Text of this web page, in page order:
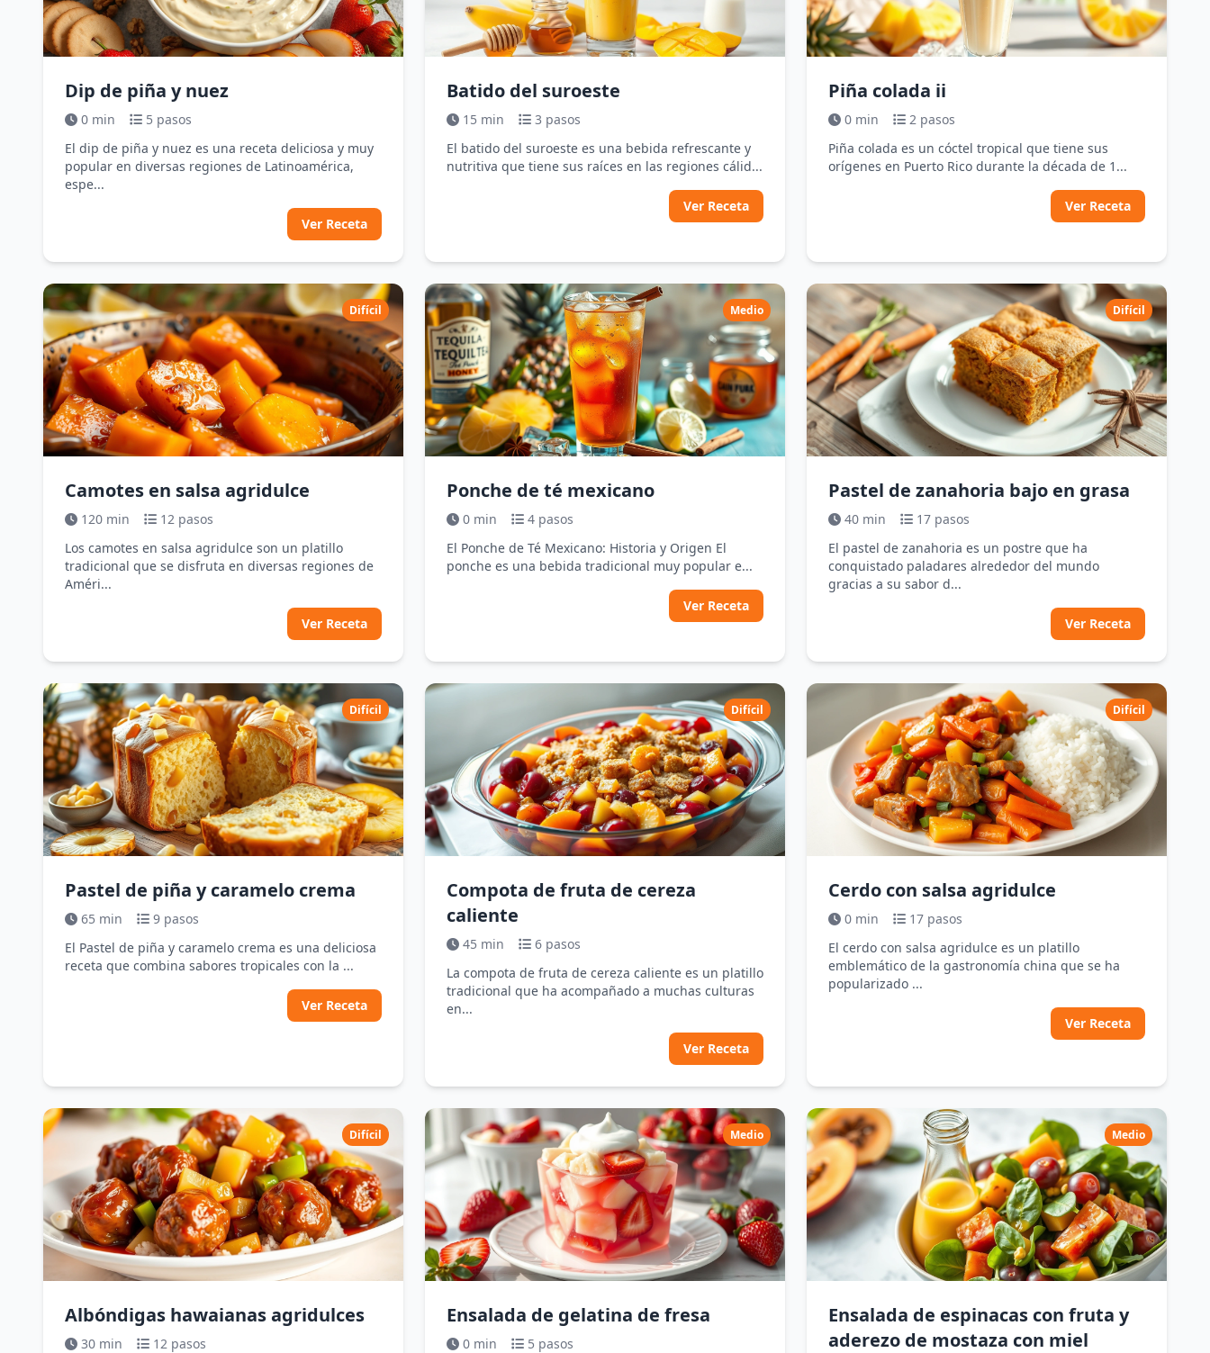
Dip de piña y nuez
0 min
5 pasos
El dip de piña y nuez es una receta deliciosa y muy
popular en diversas regiones de Latinoamérica,
espe...
Ver Receta
Batido del suroeste
15 min
3 pasos
El batido del suroeste es una bebida refrescante y
nutritiva que tiene sus raíces en las regiones cálid...
Ver Receta
Piña colada ii
0 min
2 pasos
Piña colada es un cóctel tropical que tiene sus
orígenes en Puerto Rico durante la década de 1...
Ver Receta
Difícil
Camotes en salsa agridulce
120 min
12 pasos
Los camotes en salsa agridulce son un platillo
tradicional que se disfruta en diversas regiones de
Améri...
Ver Receta
Medio
Ponche de té mexicano
0 min
4 pasos
El Ponche de Té Mexicano: Historia y Origen El
ponche es una bebida tradicional muy popular e...
Ver Receta
Difícil
Pastel de zanahoria bajo en grasa
40 min
17 pasos
El pastel de zanahoria es un postre que ha
conquistado paladares alrededor del mundo
gracias a su sabor d...
Ver Receta
Difícil
Pastel de piña y caramelo crema
65 min
9 pasos
El Pastel de piña y caramelo crema es una deliciosa
receta que combina sabores tropicales con la ...
Ver Receta
Difícil
Compota de fruta de cereza
caliente
45 min
6 pasos
La compota de fruta de cereza caliente es un platillo
tradicional que ha acompañado a muchas culturas
en...
Ver Receta
Difícil
Cerdo con salsa agridulce
0 min
17 pasos
El cerdo con salsa agridulce es un platillo
emblemático de la gastronomía china que se ha
popularizado ...
Ver Receta
Difícil
Albóndigas hawaianas agridulces
30 min 12 pasos
Medio
Ensalada de gelatina de fresa
0 min 5 pasos
Medio
Ensalada de espinacas con fruta y
aderezo de mostaza con miel